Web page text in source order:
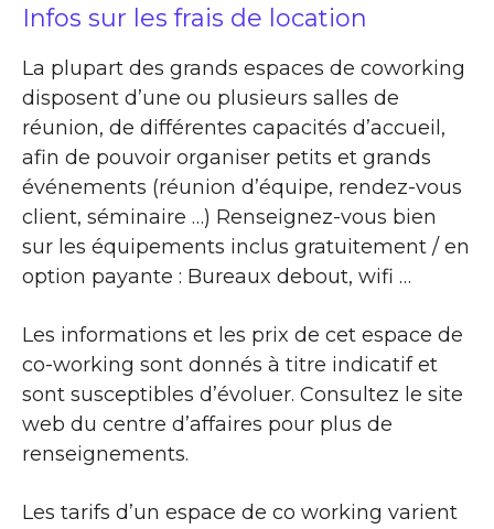
Infos sur les frais de location
La plupart des grands espaces de coworking
disposent d’une ou plusieurs salles de
réunion, de différentes capacités d’accueil,
afin de pouvoir organiser petits et grands
événements (réunion d’équipe, rendez-vous
client, séminaire …) Renseignez-vous bien
sur les équipements inclus gratuitement / en
option payante : Bureaux debout, wifi …
Les informations et les prix de cet espace de
co-working sont donnés à titre indicatif et
sont susceptibles d’évoluer. Consultez le site
web du centre d’affaires pour plus de
renseignements.
Les tarifs d’un espace de co working varient